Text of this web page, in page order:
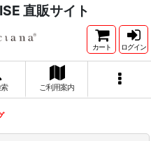
直販サイト
カート ログイン
ご利用案内